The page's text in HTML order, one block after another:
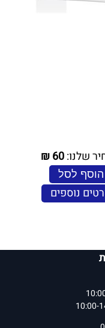
שלנו:60
₪
הוסף לסל
נוספים